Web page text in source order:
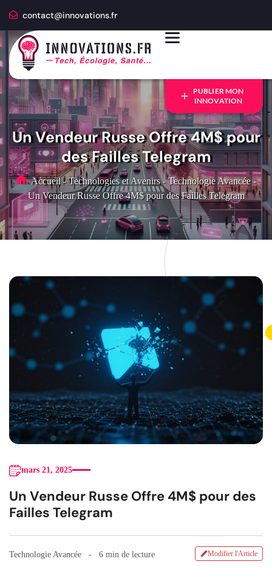
contact@innovations.fr
PUBLIER MON
INNOVATION
Un Vendeur Russe Offre 4M$ pour
des Failles Telegram
Accueil - Technologies et Avenirs - Technologie Avancée -
Un Vendeur Russe Offre 4M$ pour des Failles Telegram
mars 21, 2025
Un Vendeur Russe Offre 4M$ pour des
Failles Telegram
Technologie Avancée 6 min de lecture Modifier l'Article